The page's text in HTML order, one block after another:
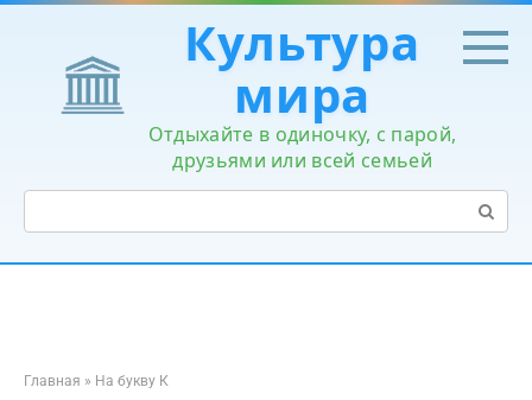
Перейти
контенту
Культура
мира
Отдыхайте в одиночку, с парой,
друзьями или всей семьей
Поиск:
Главная » На букву К